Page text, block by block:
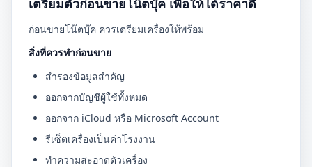
เตรียมตัวก่อนขายโน๊ตบุ๊ค เพื่อให้ได้ราคาดี
ก่อนขายโน๊ตบุ๊ค ควรเตรียมเครื่องให้พร้อม
สิ่งที่ควรทำก่อนขาย
สำรองข้อมูลสำคัญ
ออกจากบัญชีผู้ใช้ทั้งหมด
ออกจาก iCloud หรือ Microsoft Account
รีเซ็ตเครื่องเป็นค่าโรงงาน
ทำความสะอาดตัวเครื่อง